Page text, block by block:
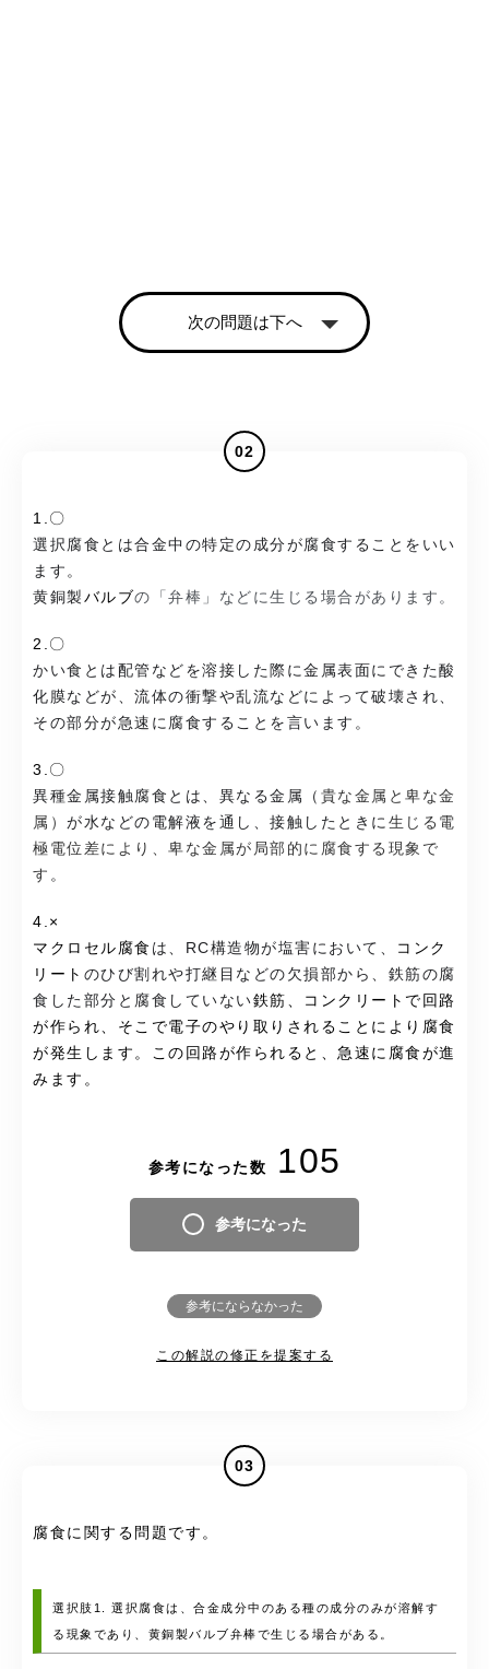
次の問題は下へ
02
1.〇
選択腐食とは合金中の特定の成分が腐食することをいい
ます。
黄銅製 バルブの「弁棒」などに生じる場合があります。
2.〇
かい食とは配管などを溶接した際に金属表面にできた酸
化膜などが、流体の衝撃や乱流などによって破壊され、
その部分が急速に腐食することを言います。
3.〇
異種金属接触腐食とは、異なる金属（ 貴な金属と卑な金
属） が水などの電解液を通し、接触したときに 生じる電
極電位差により、卑な金属が局部的に腐食する現象で
す 。
4.×
マクロセル腐食 は、RC構造物が塩害において、
コンク
リート のひび割れや打継目などの欠損部から、鉄筋の腐
食した部分と腐食していない鉄筋、コンクリートで回路
が作られ、そこで電子のやり取りされることにより腐食
が発生します。この回路が作られると、急速に腐食が進
みます。
参考になった数 105
参考になった
参考にならなかった
この解説の修正を提案する
03
腐食に関する問題です。
選択肢1. 選択腐食は、合金成分中のある種の成分のみが溶解す
る現象であり、黄銅製バルブ弁棒で生じる場合がある。